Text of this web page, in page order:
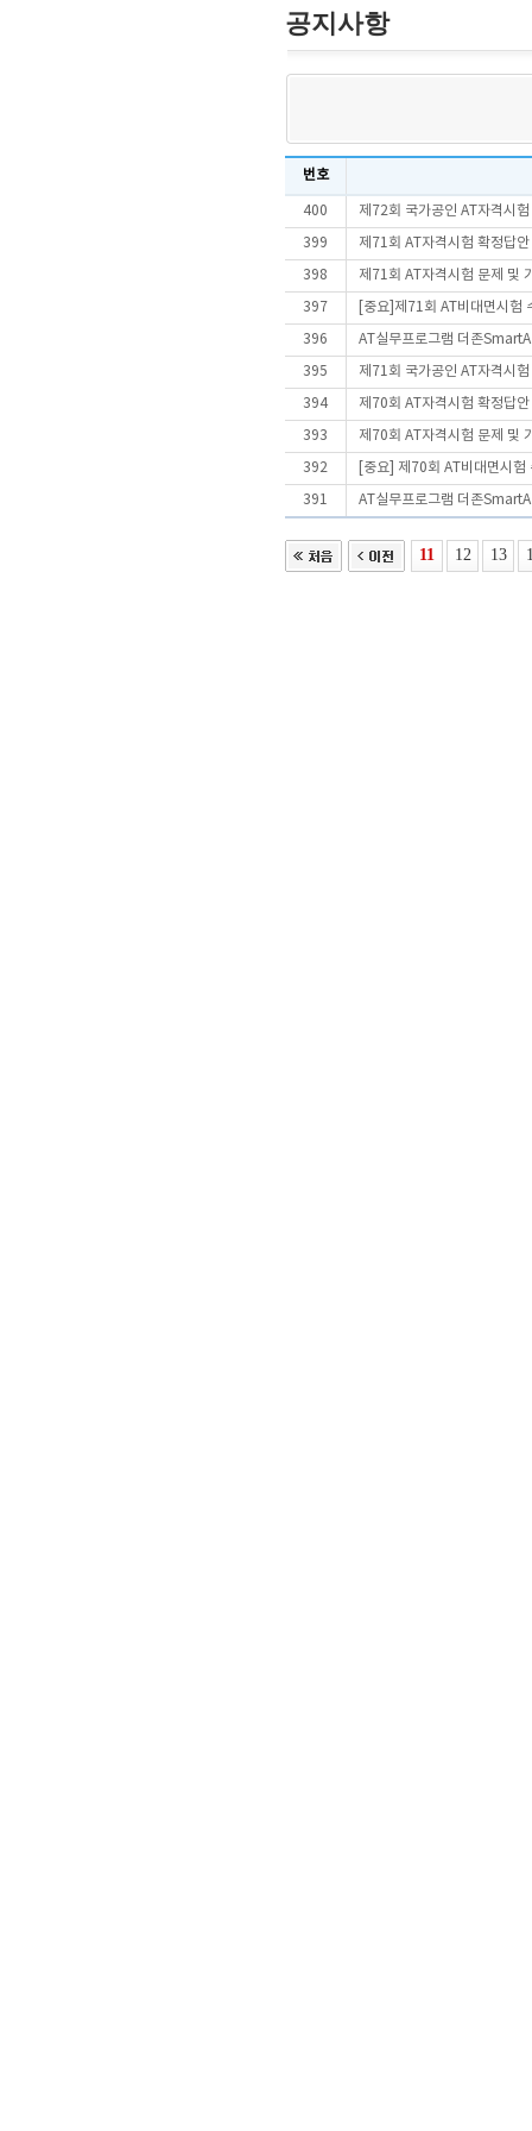
공지사항
번호
400 제72회 국가공인 AT자격시
399 제71회 AT자격시험 확정답
398 제71회 AT자격시험 문제 및
397 [중요]제71회 AT비대면시험
396 AT실무프로그램 더존
395 제71회 국가공인 AT자격시
394 제70회 AT자격시험 확정답
393 제70회 AT자격시험 문제 및
392 [중요] 제70회 AT비대면시험
391 AT실무프로그램 더존
11 12 13